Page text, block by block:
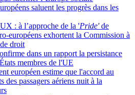
saluent les progrès dans les
: à l’approche de la 'Pride'de
européens exhortent la Commission à
droit
dans un rapport la persistance
membres de l'UE
européen estime que l'accord au
des passagers aériens nuit à la